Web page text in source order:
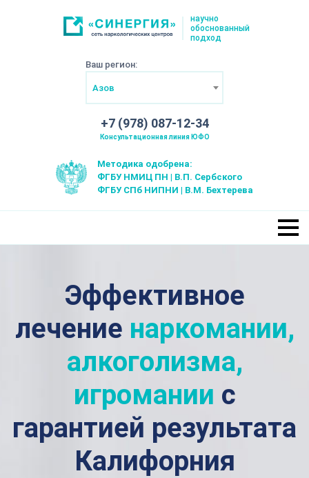
научно
обоснованный
подход
Ваш регион:
Азов
+7 (978) 087-12-34
Консультационная линия ЮФО
Методика одобрена:
ФГБУ НМИЦ ПН | В.П. Сербского
ФГБУ СПб НИПНИ | В.М. Бехтерева
Эффективное
лечение наркомании,
алкоголизма,
игромании с
гарантией результата
Калифорния